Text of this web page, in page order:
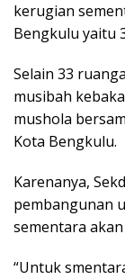
kerugian
Bengkulu yaitu
Selain 33
musibah
mushola
Kota Bengkulu.
Karenanya,
pembangunan
sementara
“Untuk